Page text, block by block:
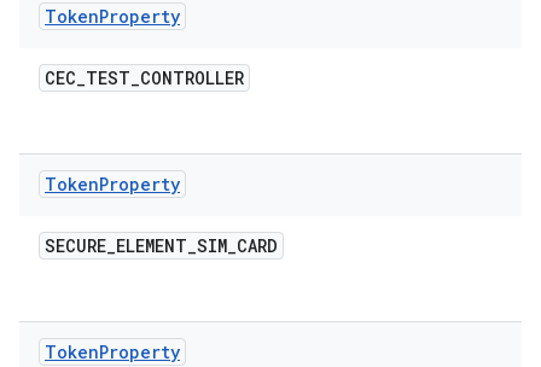
TokenProperty
CEC_TEST_CONTROLLER
TokenProperty
SECURE_ELEMENT_SIM_CARD
TokenProperty